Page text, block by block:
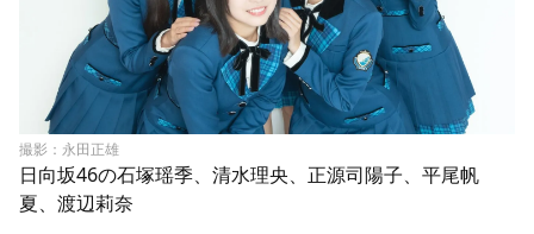
撮影：永田正雄
日向坂46の石塚瑶季、清水理央、正源司陽子、平尾帆
夏、渡辺莉奈